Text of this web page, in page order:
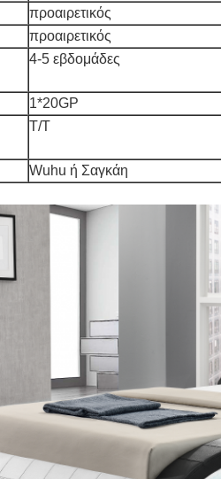
προαιρετικός
προαιρετικός
4-5 εβδομάδες
1*20GP
T/T
Wuhu ή Σαγκάη